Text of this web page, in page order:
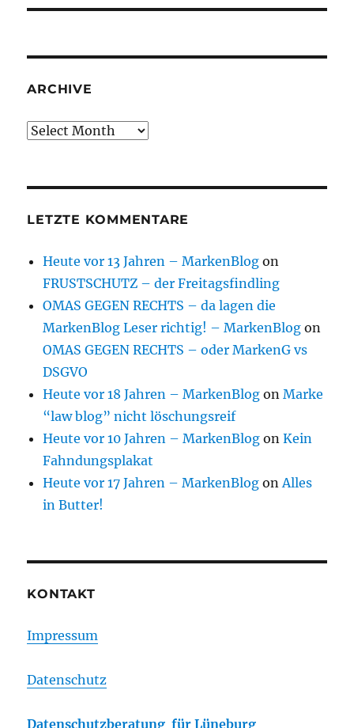
ARCHIVE
Archive
LETZTE KOMMENTARE
Heute vor 13 Jahren – MarkenBlog on
FRUSTSCHUTZ – der Freitagsfindling
OMAS GEGEN RECHTS – da lagen die
MarkenBlog Leser richtig! – MarkenBlog on
OMAS GEGEN RECHTS – oder MarkenG vs
DSGVO
Heute vor 18 Jahren – MarkenBlog onMarke
“law blog” nicht löschungsreif
Heute vor 10 Jahren – MarkenBlog onKein
Fahndungsplakat
Heute vor 17 Jahren – MarkenBlog onAlles
in Butter!
KONTAKT
Impressum
Datenschutz
Datenschutzberatung für Lüneburg